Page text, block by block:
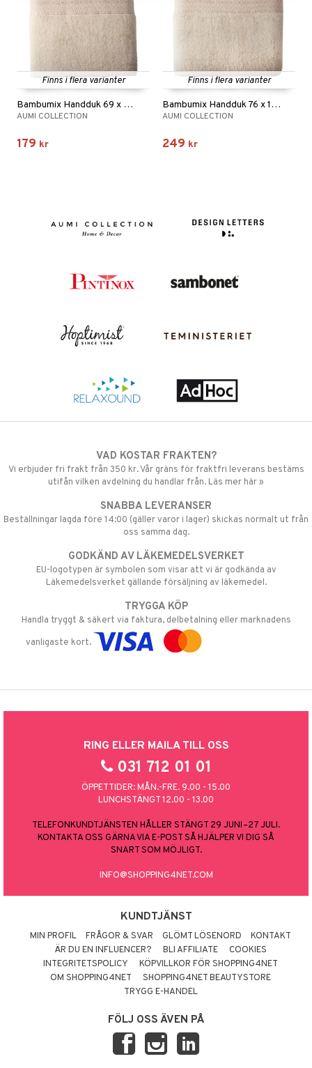
Finns i flera varianter
Bambumix Handduk 69 x 137 cm
AUMI COLLECTION
179 kr
Finns i flera varianter
Bambumix Handduk 76 x 152 cm
AUMI COLLECTION
249 kr
VAD KOSTAR FRAKTEN?
Vi erbjuder fri frakt från 350 kr. Vår gräns för fraktfri leverans bestäms
utifån vilken avdelning du handlar från. Läs mer här »
SNABBA LEVERANSER
Beställningar lagda före 14:00 (gäller varor i lager) skickas normalt ut från
oss samma dag.
GODKÄND AV LÄKEMEDELSVERKET
EU-logotypen är symbolen som visar att vi är godkända av
Läkemedelsverket gällande försäljning av läkemedel.
TRYGGA KÖP
Handla tryggt & säkert via faktura, delbetalning eller marknadens
vanligaste kort.
RING ELLER MAILA TILL OSS
031 712 01 01
ÖPPETTIDER: MÅN.-FRE. 9.00 - 15.00
LUNCHSTÄNGT 12.00 - 13.00
TELEFONKUNDTJÄNSTEN HÅLLER STÄNGT 29 JUNI–27 JULI.
KONTAKTA OSS GÄRNA VIA E-POST SÅ HJÄLPER VI DIG SÅ
SNART SOM MÖJLIGT.
INFO@SHOPPING4NET.COM
KUNDTJÄNST
MIN PROFIL FRÅGOR & SVAR GLÖMT LÖSENORD
KONTAKT
ÄR DU EN INFLUENCER?
BLI AFFILIATE
COOKIES
INTEGRITETSPOLICY
KÖPVILLKOR FÖR SHOPPING4NET
OM SHOPPING4NET
SHOPPING4NET BEAUTYSTORE
TRYGG E-HANDEL
FÖLJ OSS ÄVEN PÅ